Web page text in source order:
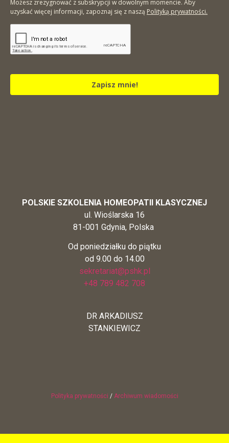
Możesz zrezygnować z subskrypcji w dowolnym momencie. Aby
uzyskać więcej informacji, zapoznaj się z naszą Polityką prywatności.
Zapisz mnie!
POLSKIE SZKOLENIA HOMEOPATII KLASYCZNEJ
ul. Wioślarska 16
81-001 Gdynia, Polska
Od poniedziałku do piątku
od 9.00 do 14.00
sekretariat@pshk.pl
+48 789 482 708
DR ARKADIUSZ
STANKIEWICZ
Polityka prywatności / Archiwum wiadomości